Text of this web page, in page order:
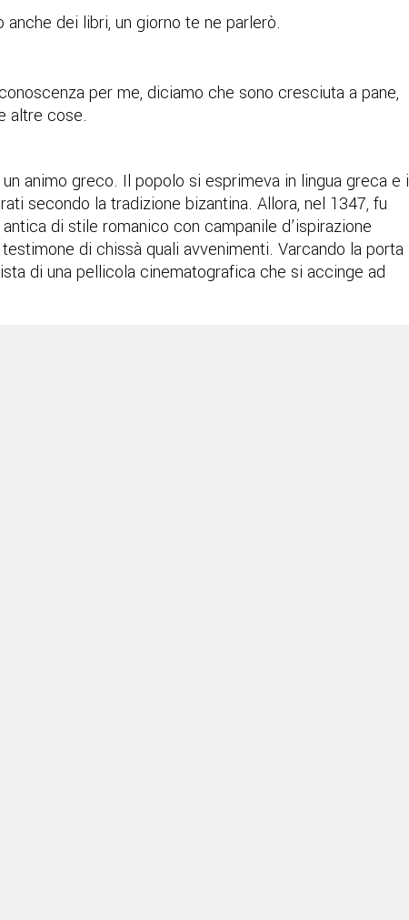
dei libri, un giorno te ne parlerò.
per me, diciamo che sono cresciuta a pane,
altre cose.
animo greco. Il popolo si esprimeva in lingua greca e i
secondo la tradizione bizantina. Allora, nel 1347, fu
di stile romanico con campanile d’ispirazione
di chissà quali avvenimenti. Varcando la porta
di una pellicola cinematografica che si accinge ad